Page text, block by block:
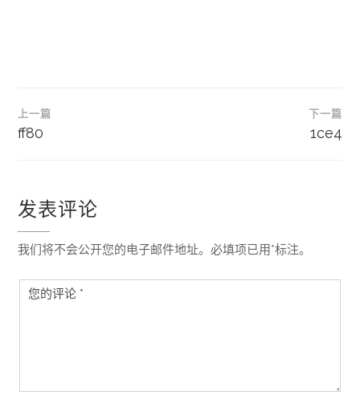
文
章
航
上一篇
ff80
下一篇
1ce4
发表评论
我们将不会公开您的电子邮件地址。必填项已用*标注。